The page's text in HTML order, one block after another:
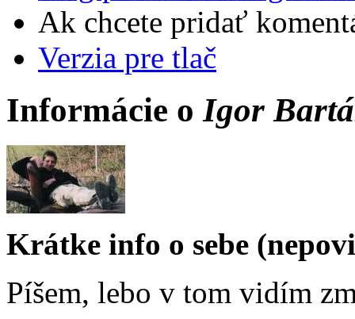
Ak chcete pridať
Verzia pre tlač
Informácie oIgor
Krátke info o sebe
Píšem, lebo v tom vidím